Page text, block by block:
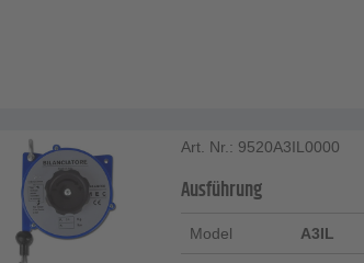
Art. Nr.: 9520A3IL0000
Ausführung
Model A3IL